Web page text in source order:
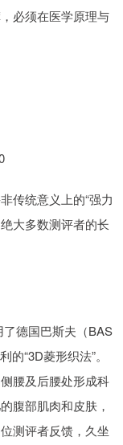
必须在医学原理与
传统意义上的“强力
大多数测评者的长
德国巴斯夫（BAS
“3D菱形织法”。
腰及后腰处形成科
腹部肌肉和皮肤，
测评者反馈，久坐